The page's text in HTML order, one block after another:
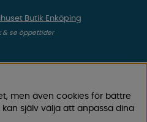
Butik Enköping
& se öppettider
men även cookies för bättre
själv välja att anpassa dina